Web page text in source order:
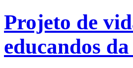
Projeto de
educandos